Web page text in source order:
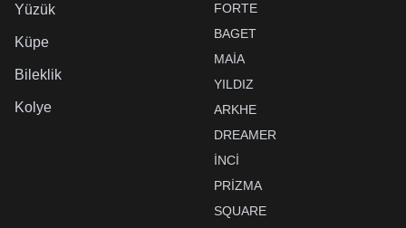
Yüzük
Küpe
Bileklik
Kolye
FORTE
BAGET
MAIA
YILDIZ
ARKHE
DREAMER
İNCI
PRIZMA
SQUARE